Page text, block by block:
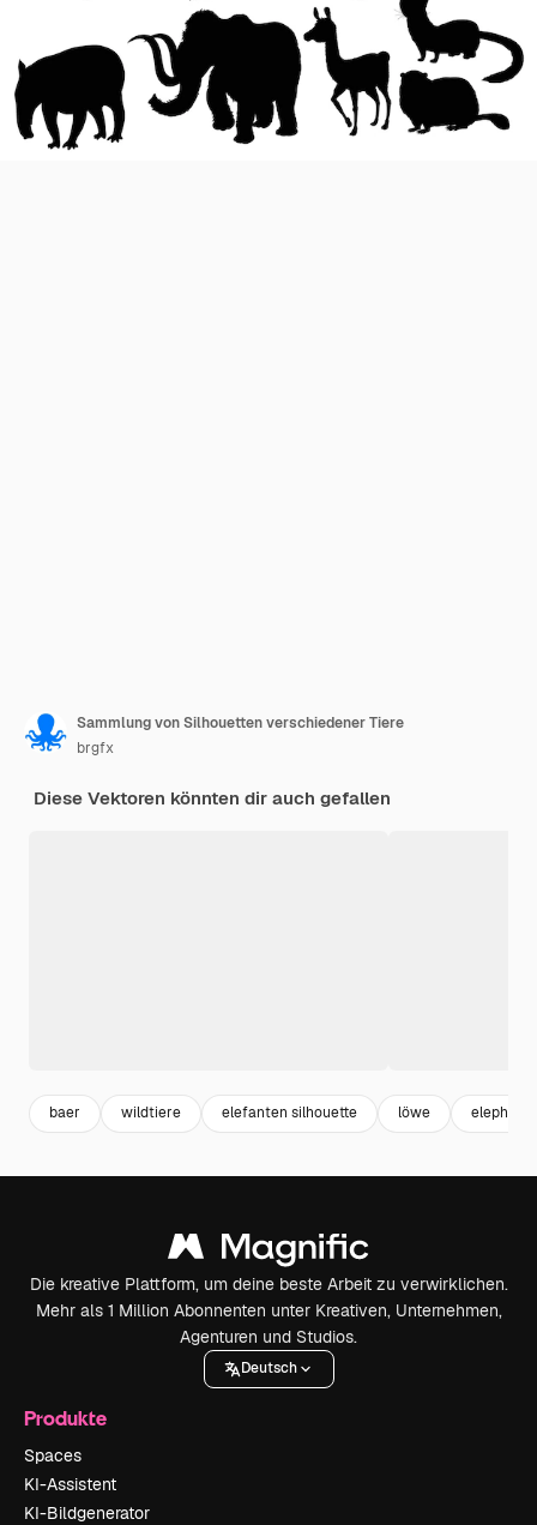
Sammlung von Silhouetten verschiedener Tiere
brgfx
Diese Vektoren könnten dir auch gefallen
baer wildtiere elefanten silhouette löwe elephant
Die kreative Plattform, um deine beste Arbeit zu verwirklichen.
Mehr als 1 Million Abonnenten unter Kreativen, Unternehmen,
Agenturen und Studios.
Deutsch
Produkte
Spaces
KI-Assistent
KI-Bildgenerator